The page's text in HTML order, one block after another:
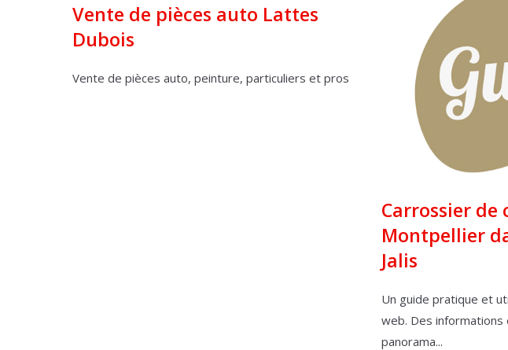
Vente de pièces auto Lattes
Dubois
Vente de pièces auto, peinture, particuliers et pros
Carrossier de
Montpellier
Jalis
Un guide pratique et
web. Des informations
panorama...